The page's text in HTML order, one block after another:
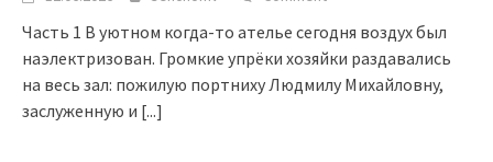
Часть 1 В уютном когда-то ателье сегодня воздух был
наэлектризован. Громкие упрёки хозяйки раздавались
на весь зал: пожилую портниху Людмилу Михайловну,
заслуженную и [...]